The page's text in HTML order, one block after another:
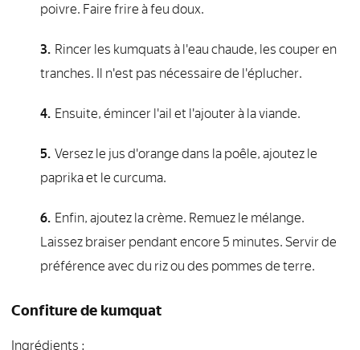
poivre. Faire frire à feu doux.
Rincer les kumquats à l'eau chaude, les couper en
tranches. Il n'est pas nécessaire de l'éplucher.
Ensuite, émincer l'ail et l'ajouter à la viande.
Versez le jus d'orange dans la poêle, ajoutez le
paprika et le curcuma.
Enfin, ajoutez la crème. Remuez le mélange.
Laissez braiser pendant encore 5 minutes. Servir de
préférence avec du riz ou des pommes de terre.
Confiture de kumquat
Ingrédients :